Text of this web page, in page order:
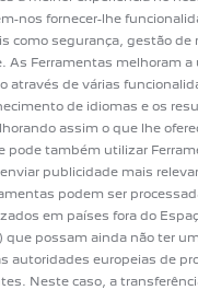
três grandes objetivos para a
nos fornecer-lhe
como segurança, gestão de
As Ferramentas melhoram a
através de várias
de idiomas e os
assim o que lhe
pode também utilizar
publicidade mais
podem ser
em países fora do
que possam ainda não ter
autoridades europeias de
Neste caso, a